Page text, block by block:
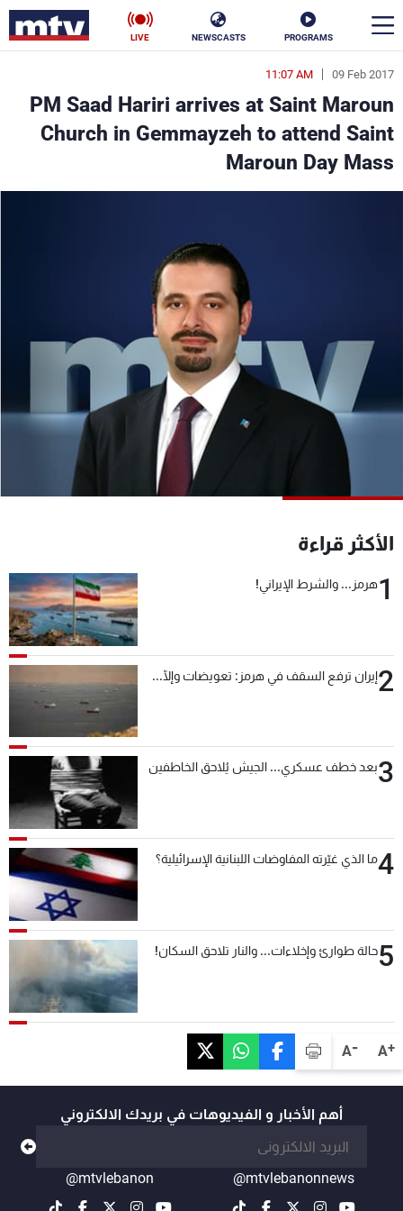
PROGRAMS
NEWSCASTS
LIVE
A+
A-
09 Feb 2017
11:07 AM
PM Saad Hariri arrives at Saint Maroun
Church in Gemmayzeh to attend Saint
Maroun Day Mass
الأكثر قراءة
1هرمز... والشرط الإيراني!
2إيران ترفع السقف في هرمز: تعويضات وإلّا...
3بعد خطف عسكري... الجيش يُلاحق الخاطفين
4ما الذي غيّرته المفاوضات اللبنانية الإسرائيلية؟
5حالة طوارئ وإخلاءات... والنار تلاحق السكان!
أهم الأخبار و الفيديوهات في بريدك الالكتروني
@mtvlebanonnews
@mtvlebanon
en
الأخبار
سياسة
رياضة
البرامج
جدول البرامج
شاهد البرامج
الترددات
لاعلاناتكم